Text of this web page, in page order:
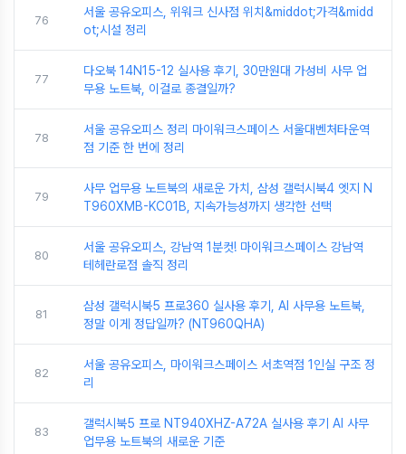
76
서울 공유오피스, 위워크 신사점 위치&middot;가격&midd
ot;시설 정리
77
다오북 14N15-12 실사용 후기, 30만원대 가성비 사무 업
무용 노트북, 이걸로 종결일까?
78
서울 공유오피스 정리 마이워크스페이스 서울대벤처타운역
점 기준 한 번에 정리
79
사무 업무용 노트북의 새로운 가치, 삼성 갤럭시북4 엣지 N
T960XMB-KC01B, 지속가능성까지 생각한 선택
80
서울 공유오피스, 강남역 1분컷! 마이워크스페이스 강남역
테헤란로점 솔직 정리
81
삼성 갤럭시북5 프로360 실사용 후기, AI 사무용 노트북,
정말 이게 정답일까? (NT960QHA)
82
서울 공유오피스, 마이워크스페이스 서초역점 1인실 구조 정
리
83
갤럭시북5 프로 NT940XHZ-A72A 실사용 후기 AI 사무
업무용 노트북의 새로운 기준